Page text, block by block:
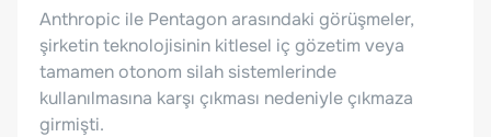
Anthropic ile Pentagon arasındaki görüşmeler,
şirketin teknolojisinin kitlesel iç gözetim veya
tamamen otonom silah sistemlerinde
kullanılmasına karşı çıkması nedeniyle çıkmaza
girmişti.